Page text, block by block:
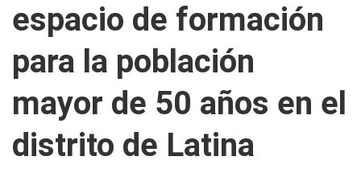
espacio de formación
para la población
mayor de 50 años en el
distrito de Latina